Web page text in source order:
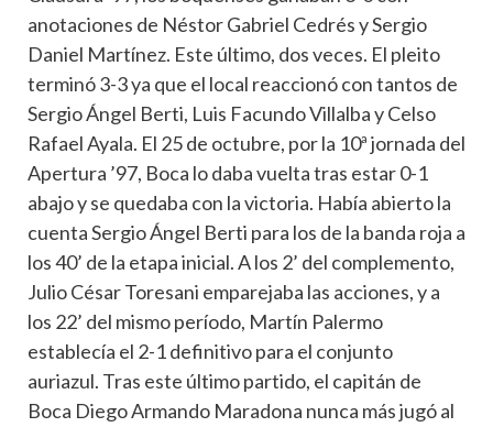
anotaciones de Néstor Gabriel Cedrés y Sergio
Daniel Martínez. Este último, dos veces. El pleito
terminó 3-3 ya que el local reaccionó con tantos de
Sergio Ángel Berti, Luis Facundo Villalba y Celso
Rafael Ayala. El 25 de octubre, por la 10ª jornada del
Apertura ’97, Boca lo daba vuelta tras estar 0-1
abajo y se quedaba con la victoria. Había abierto la
cuenta Sergio Ángel Berti para los de la banda roja a
los 40’ de la etapa inicial. A los 2’ del complemento,
Julio César Toresani emparejaba las acciones, y a
los 22’ del mismo período, Martín Palermo
establecía el 2-1 definitivo para el conjunto
auriazul. Tras este último partido, el capitán de
Boca Diego Armando Maradona nunca más jugó al